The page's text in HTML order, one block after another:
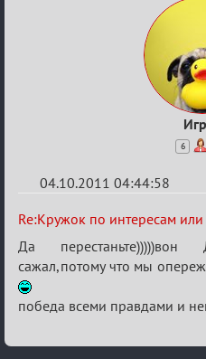
6
04.10.2011 04:44:58
Re:
Кружок
по
интересам
или
турнир?
Re:Кружок по интересам или
Да
сажал,потому что мы
победа всеми правдами и